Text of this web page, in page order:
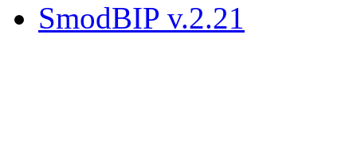
SmodBIP v.2.21